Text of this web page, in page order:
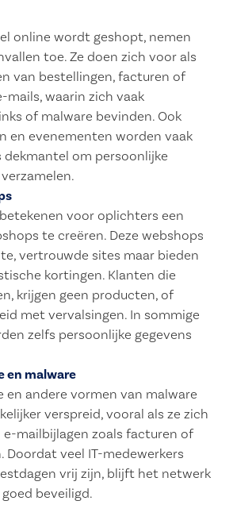
online wordt geshopt, nemen
toe. Ze doen zich voor als
van bestellingen, facturen of
mails, waarin zich vaak
of malware bevinden. Ook
en evenementen worden vaak
dekmantel om persoonlijke
voor oplichters een
te creëren. Deze webshops
vertrouwde sites maar bieden
kortingen. Klanten die
krijgen geen producten, of
met vervalsingen. In sommige
zelfs persoonlijke gegevens
en malware
en andere vormen van malware
verspreid, vooral als ze zich
e-mailbijlagen zoals facturen of
Doordat veel IT-medewerkers
vrij zijn, blijft het netwerk
beveiligd.